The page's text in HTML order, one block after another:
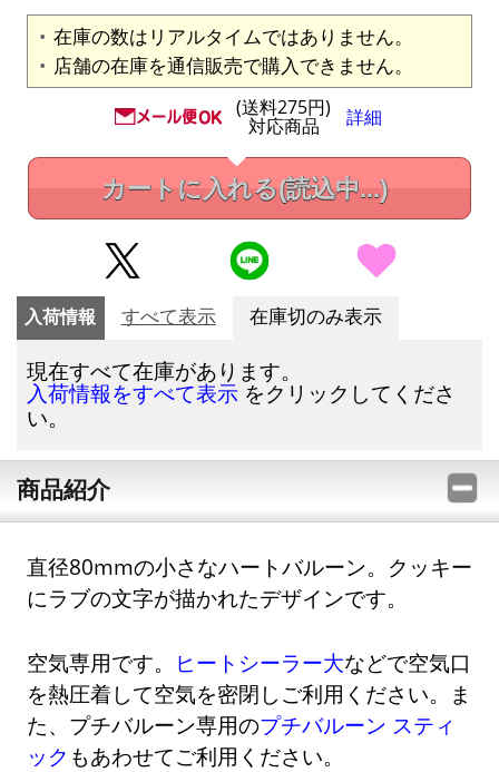
在庫の数はリアルタイムではありません。
店舗の在庫を通信販売で購入できません。
(送料275円)
対応商品 詳細
カートに入れる(読込中...)
入荷情報 すべて表示 在庫切のみ表示
現在すべて在庫があります。
入荷情報をすべて表示 をクリックしてくださ
い。
商品紹介
直径80mmの小さなハートバルーン。クッキー
にラブの文字が描かれたデザインです。
空気専用です。 ヒートシーラー大などで空気口
を熱圧着して空気を密閉しご利用ください。ま
た、プチバルーン専用のプチバルーン スティ
ック もあわせてご利用ください。